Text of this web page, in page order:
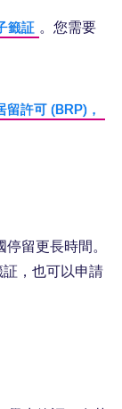
籤証 。您需要
留許可 (BRP)，
留更長時間。
，也可以申請